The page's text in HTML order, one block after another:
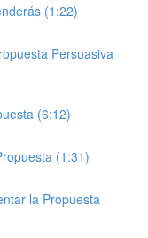
(1:22)
Persuasiva
(6:12)
(1:31)
la Propuesta